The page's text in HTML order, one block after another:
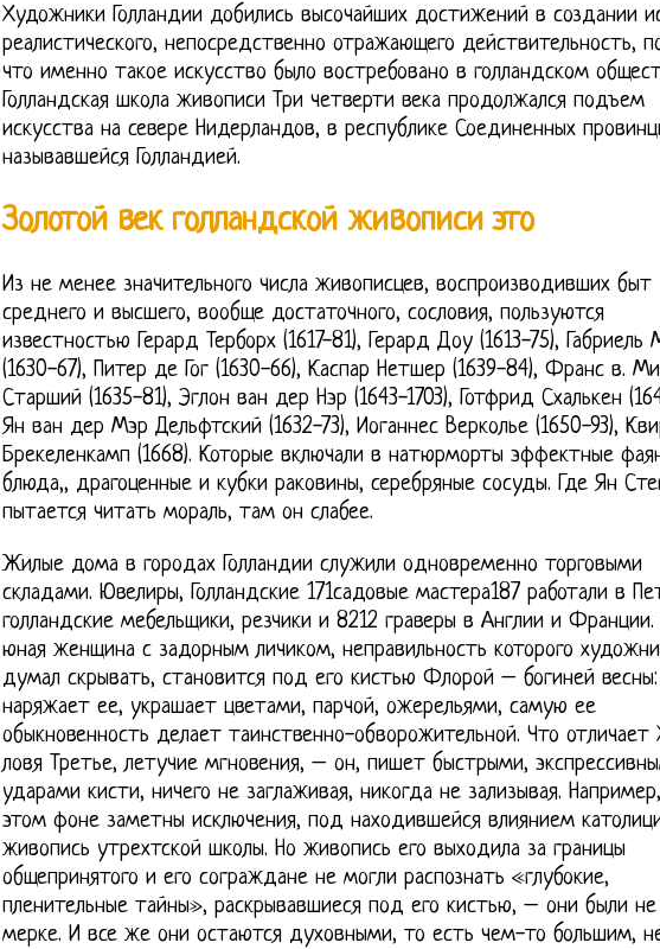
Художники Голландии добились высочайших достижений в создании
реалистического, непосредственно отражающего действительность,
что именно такое искусство было востребовано в голландском
Голландская школа живописи Три четверти века продолжался подъем
искусства на севере Нидерландов, в республике Соединенных
называвшейся Голландией.
Золотой век голландской живописи это
Из не менее значительного числа живописцев, воспроизводивших быт
среднего и высшего, вообще достаточного, сословия, пользуются
известностью Герард Терборх (1617-81), Герард Доу (1613-75), Габриель
(1630-67), Питер де Гог (1630-66), Каспар Нетшер (1639-84), Франс в.
Старший (1635-81), Эглон ван дер Нэр (1643-1703), Готфрид Схалькен
Ян ван дер Мэр Дельфтский (1632-73), Иоганнес Верколье (1650-93),
Брекеленкамп (1668). Которые включали в натюрморты эффектные
блюда,, драгоценные и кубки раковины, серебряные сосуды. Где Ян
пытается читать мораль, там он слабее.
Жилые дома в городах Голландии служили одновременно торговыми
складами. Ювелиры, Голландские 171садовые мастера187 работали в
голландские мебельщики, резчики и 8212 граверы в Англии и
юная женщина с задорным личиком, неправильность которого
думал скрывать, становится под его кистью Флорой – богиней
наряжает ее, украшает цветами, парчой, ожерельями, самую ее
обыкновенность делает таинственно-обворожительной. Что отличает
ловя Третье, летучие мгновения, – он, пишет быстрыми,
ударами кисти, ничего не заглаживая, никогда не зализывая.
этом фоне заметны исключения, под находившейся влиянием
живопись утрехтской школы. Но живопись его выходила за границы
общепринятого и его сограждане не могли распознать «глубокие,
пленительные тайны», раскрывавшиеся под его кистью, – они были
мерке. И все же они остаются духовными, то есть чем-то большим,